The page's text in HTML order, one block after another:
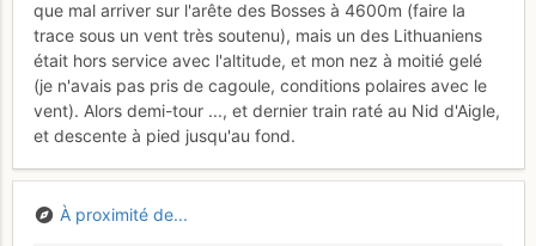
que mal arriver sur l'arête des Bosses à 4600m (faire la
trace sous un vent très soutenu), mais un des Lithuaniens
était hors service avec l'altitude, et mon nez à moitié gelé
(je n'avais pas pris de cagoule, conditions polaires avec le
vent). Alors demi-tour ..., et dernier train raté au Nid d'Aigle,
et descente à pied jusqu'au fond.
À proximité de...